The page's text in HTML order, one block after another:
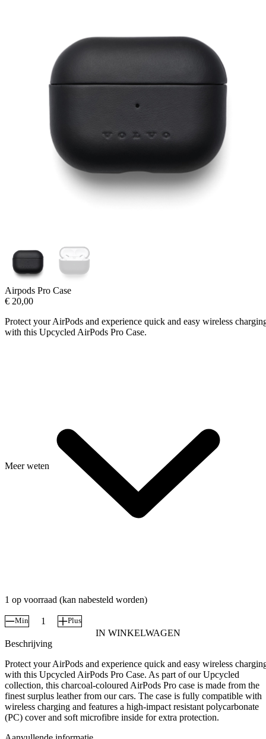
Airpods Pro Case
€ 20,00
Protect your AirPods and experience quick and easy wireless
with this Upcycled AirPods Pro Case.
Meer weten
1 op voorraad (kan nabesteld worden)
Airpods
Case
Plus
Min
IN WINKELWAGEN
Beschrijving
Protect your AirPods and experience quick and easy wireless
with this Upcycled AirPods Pro Case. As part of our Upcycled
collection, this charcoal-coloured AirPods Pro case is made from the
finest surplus leather from our cars. The case is fully compatible with
wireless charging and features a high-impact resistant polycarbonate
(PC) cover and soft microfibre inside for extra protection.